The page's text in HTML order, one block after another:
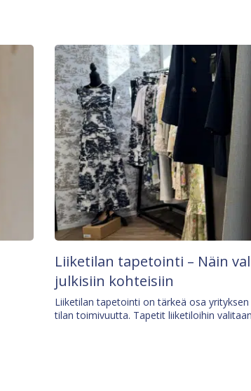
Liiketilan tapetointi – Näin
julkisiin kohteisiin
Liiketilan tapetointi on tärkeä osa
tilan toimivuutta. Tapetit liiketiloihin